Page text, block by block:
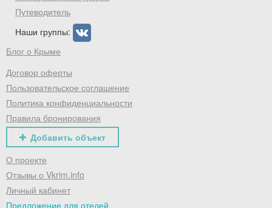
Путеводитель
Наши группы:
Блог о Крыме
Договор оферты
Пользовательское соглашение
Политика конфиденциальности
Правила бронирования
Добавить объект
О проекте
Отзывы о Vkrim.info
Личный кабинет
Предложение для отелей